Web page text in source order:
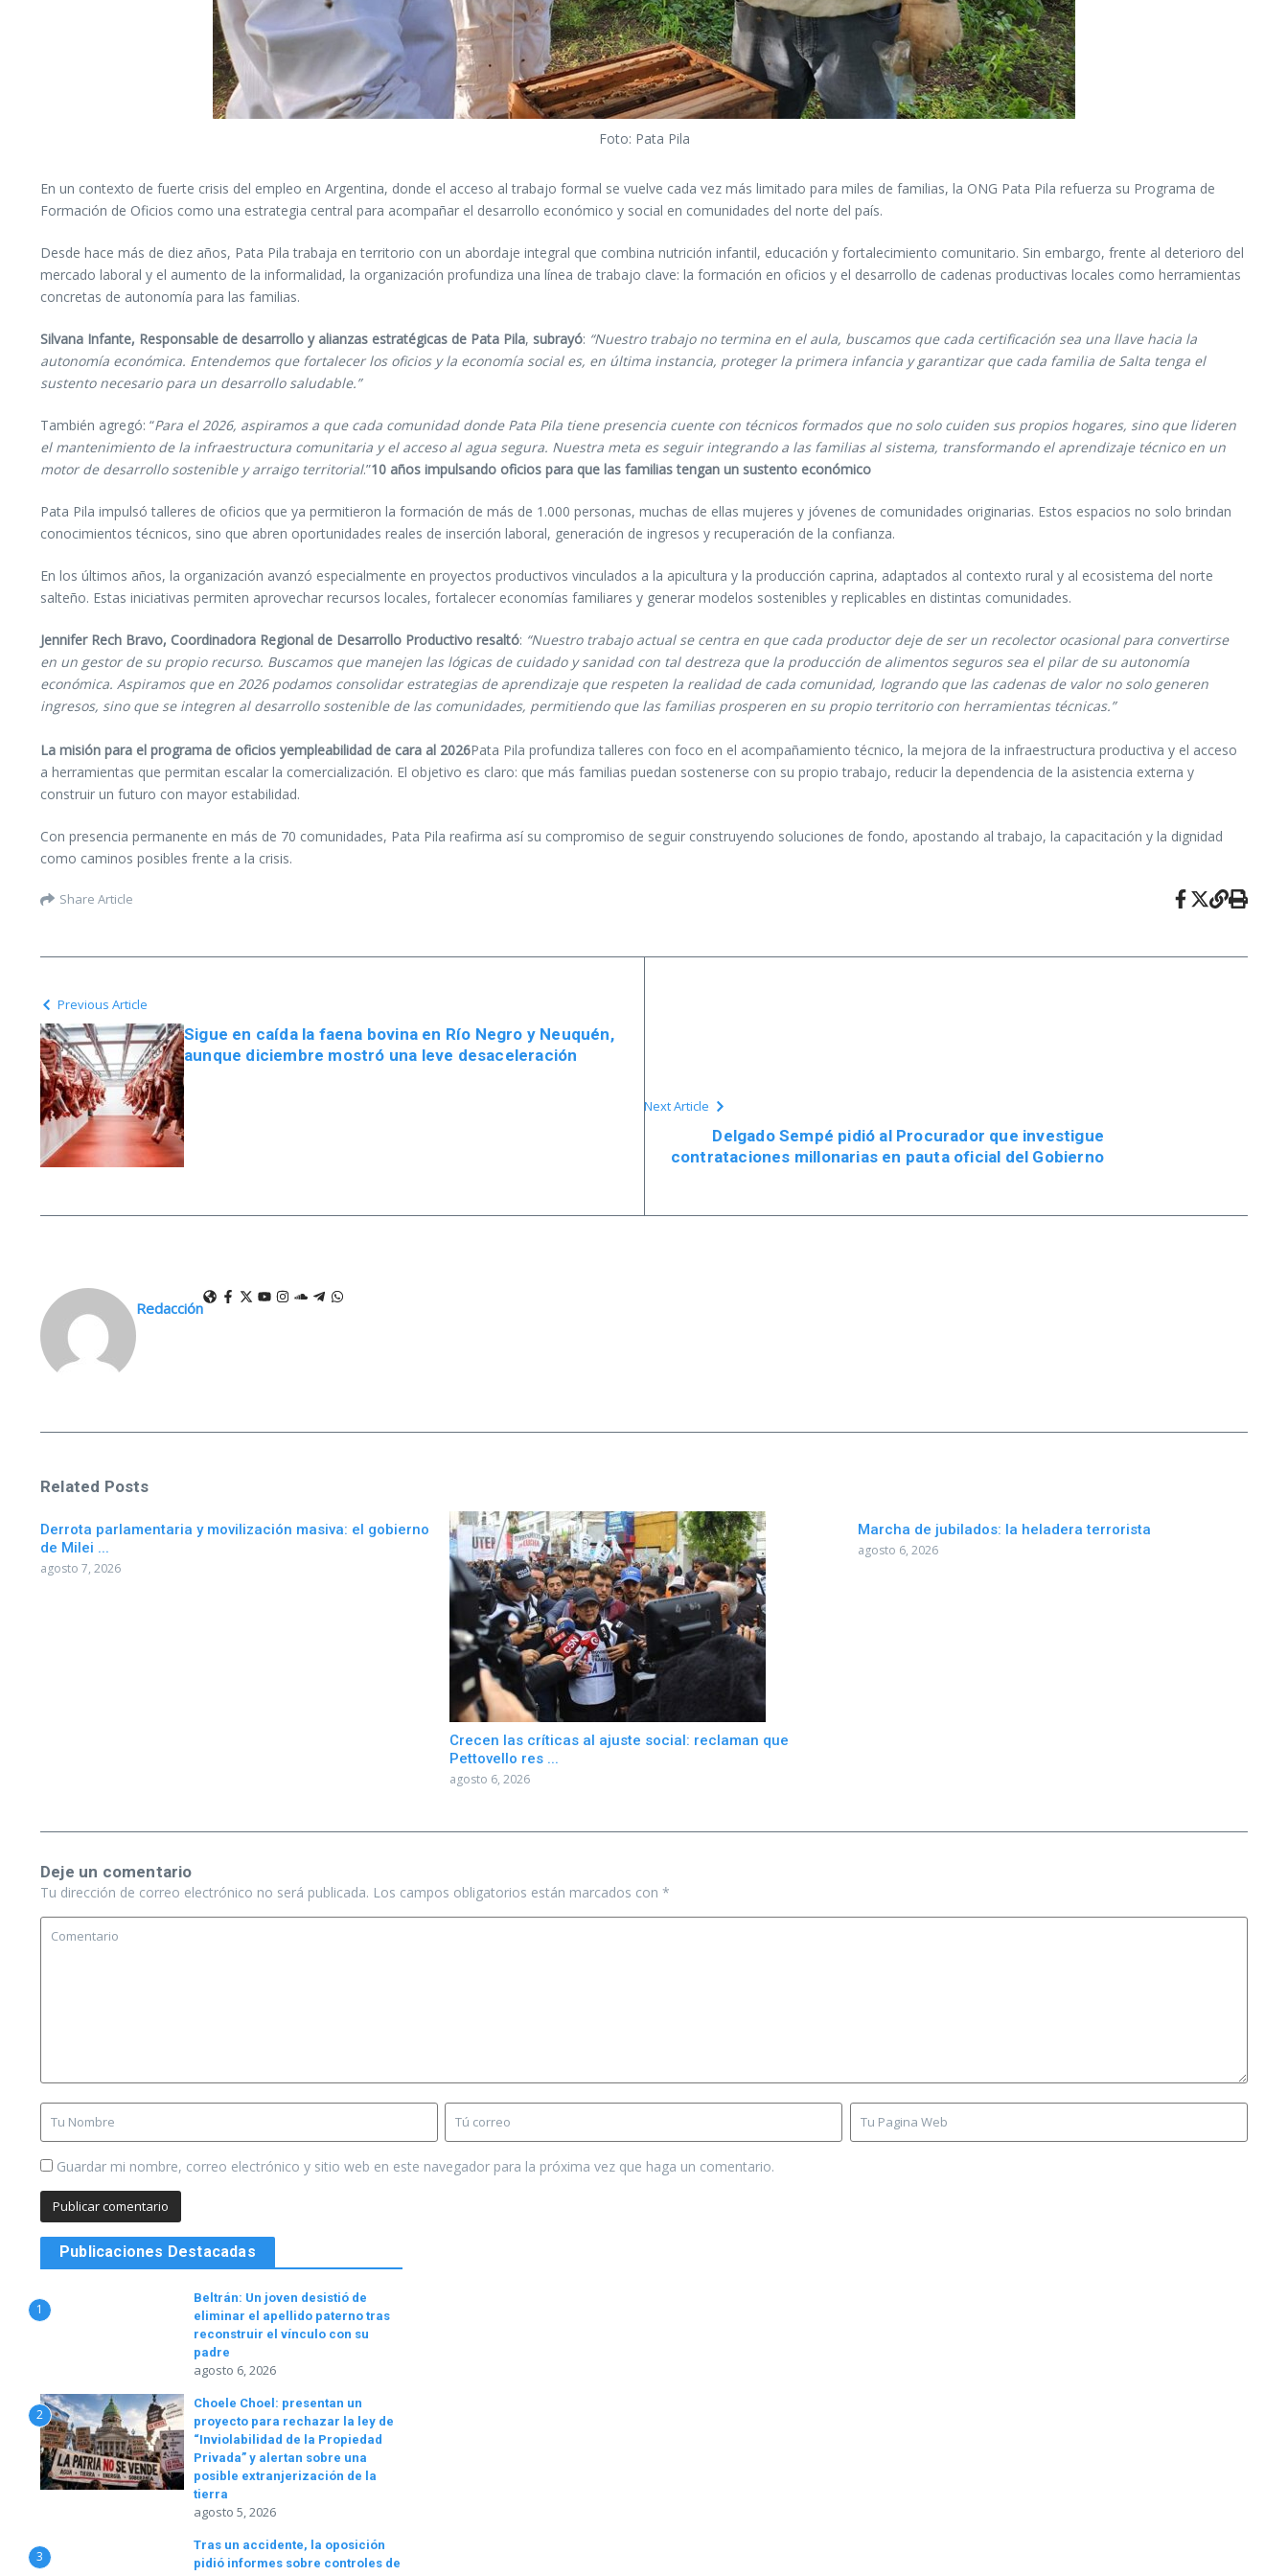
Foto: Pata Pila
En un contexto de fuerte crisis del empleo en Argentina, donde el acceso al trabajo formal se vuelve cada vez más limitado para miles de familias, la ONG Pata Pila refuerza su Programa de
Formación de Oficios como una estrategia central para acompañar el desarrollo económico y social en comunidades del norte del país.
Desde hace más de diez años, Pata Pila trabaja en territorio con un abordaje integral que combina nutrición infantil, educación y fortalecimiento comunitario. Sin embargo, frente al deterioro del
mercado laboral y el aumento de la informalidad, la organización profundiza una línea de trabajo clave: la formación en oficios y el desarrollo de cadenas productivas locales como herramientas
concretas de autonomía para las familias.
Silvana Infante, Responsable de desarrollo y alianzas estratégicas de Pata Pila, subrayó: “Nuestro trabajo no termina en el aula, buscamos que cada certificación sea una llave hacia la
autonomía económica. Entendemos que fortalecer los oficios y la economía social es, en última instancia, proteger la primera infancia y garantizar que cada familia de Salta tenga el
sustento necesario para un desarrollo saludable.”
También agregó: “Para el 2026, aspiramos a que cada comunidad donde Pata Pila tiene presencia cuente con técnicos formados que no solo cuiden sus propios hogares, sino que lideren
el mantenimiento de la infraestructura comunitaria y el acceso al agua segura. Nuestra meta es seguir integrando a las familias al sistema, transformando el aprendizaje técnico en un
motor de desarrollo sostenible y arraigo territorial.”10 años impulsando oficios para que las familias tengan un sustento económico
Pata Pila impulsó talleres de oficios que ya permitieron la formación de más de 1.000 personas, muchas de ellas mujeres y jóvenes de comunidades originarias. Estos espacios no solo brindan
conocimientos técnicos, sino que abren oportunidades reales de inserción laboral, generación de ingresos y recuperación de la confianza.
En los últimos años, la organización avanzó especialmente en proyectos productivos vinculados a la apicultura y la producción caprina, adaptados al contexto rural y al ecosistema del norte
salteño. Estas iniciativas permiten aprovechar recursos locales, fortalecer economías familiares y generar modelos sostenibles y replicables en distintas comunidades.
Jennifer Rech Bravo, Coordinadora Regional de Desarrollo Productivo resaltó: “Nuestro trabajo actual se centra en que cada productor deje de ser un recolector ocasional para convertirse
en un gestor de su propio recurso. Buscamos que manejen las lógicas de cuidado y sanidad con tal destreza que la producción de alimentos seguros sea el pilar de su autonomía
económica. Aspiramos que en 2026 podamos consolidar estrategias de aprendizaje que respeten la realidad de cada comunidad, logrando que las cadenas de valor no solo generen
ingresos, sino que se integren al desarrollo sostenible de las comunidades, permitiendo que las familias prosperen en su propio territorio con herramientas técnicas.”
La misión para el programa de oficios yempleabilidad de cara al 2026Pata Pila profundiza talleres con foco en el acompañamiento técnico, la mejora de la infraestructura productiva y el acceso
a herramientas que permitan escalar la comercialización. El objetivo es claro: que más familias puedan sostenerse con su propio trabajo, reducir la dependencia de la asistencia externa y
construir un futuro con mayor estabilidad.
Con presencia permanente en más de 70 comunidades, Pata Pila reafirma así su compromiso de seguir construyendo soluciones de fondo, apostando al trabajo, la capacitación y la dignidad
como caminos posibles frente a la crisis.
Share Article
Previous Article
Sigue en caída la faena bovina en Río Negro y Neuquén,
aunque diciembre mostró una leve desaceleración
Next Article
Delgado Sempé pidió al Procurador que investigue
contrataciones millonarias en pauta oficial del Gobierno
Redacción
Related Posts
Derrota parlamentaria y movilización masiva: el gobierno
de Milei ...
agosto 7, 2026
Crecen las críticas al ajuste social: reclaman que
Pettovello res ...
agosto 6, 2026
Marcha de jubilados: la heladera terrorista
agosto 6, 2026
Deje un comentario
Tu dirección de correo electrónico no será publicada. Los campos obligatorios están marcados con *
Guardar mi nombre, correo electrónico y sitio web en este navegador para la próxima vez que haga un comentario.
Publicaciones Destacadas
1
Beltrán: Un joven desistió de
eliminar el apellido paterno tras
reconstruir el vínculo con su
padre
agosto 6, 2026
2
Choele Choel: presentan un
proyecto para rechazar la ley de
“Inviolabilidad de la Propiedad
Privada” y alertan sobre una
posible extranjerización de la
tierra
agosto 5, 2026
3
Tras un accidente, la oposición
pidió informes sobre controles de